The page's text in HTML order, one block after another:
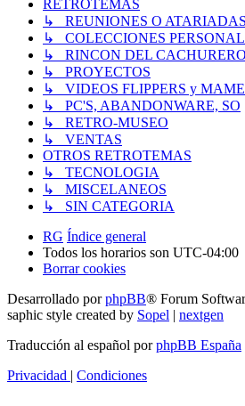
RETROTEMAS
↳ REUNIONES O ATARIADAS
↳ COLECCIONES
↳ RINCON DEL CACHURERO
↳ PROYECTOS
↳ VIDEOS FLIPPERS y MAME
↳ PC'S, ABANDONWARE, SO
↳ RETRO-MUSEO
↳ VENTAS
OTROS RETROTEMAS
↳ TECNOLOGIA
↳ MISCELANEOS
↳ SIN CATEGORIA
RG Índice general
Todos los horarios son UTC-04:00
Borrar cookies
Desarrollado porphpBB® Forum
saphic style created by Sopel | nextgen
Traducción al español porphpBB España
Privacidad | Condiciones